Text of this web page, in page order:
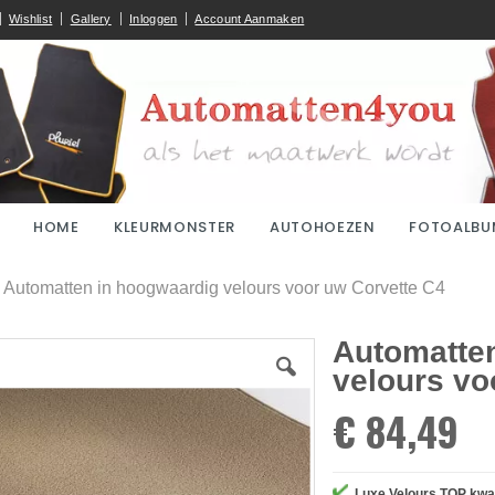
Wishlist Gallery Inloggen Account Aanmaken
HOME KLEURMONSTER AUTOHOEZEN
Automatten in hoogwaardig velours voor uw Corvette C4
velours
€ 84,49